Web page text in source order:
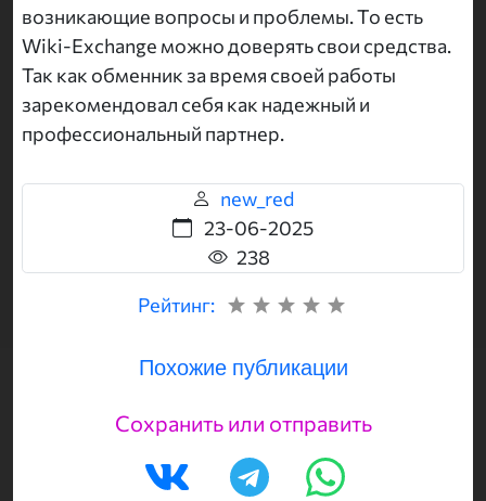
возникающие вопросы и проблемы. То есть
Wiki-Exchange можно доверять свои средства.
Так как обменник за время своей работы
зарекомендовал себя как надежный и
профессиональный партнер.
new_red
23-06-2025
238
Рейтинг:
Похожие публикации
Сохранить или отправить